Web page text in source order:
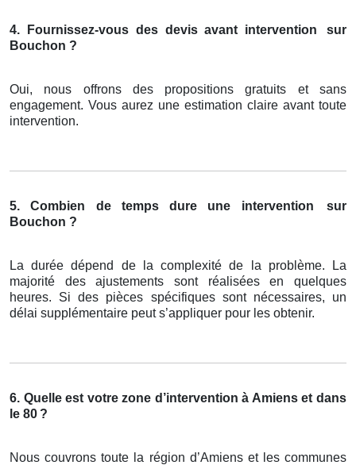
4. Fournissez-vous des devis avant intervention
sur
Bouchon ?
Oui, nous offrons des propositions gratuits et sans
engagement. Vous aurez une estimation claire avant toute
intervention.
5. Combien de temps dure une intervention
sur
Bouchon ?
La durée dépend de la complexité de la problème. La
majorité des ajustements sont réalisées en quelques
heures. Si des pièces spécifiques sont nécessaires, un
délai supplémentaire peut s’appliquer pour les obtenir.
6. Quelle est votre zone d’intervention à Amiens et dans
le 80 ?
Nous couvrons toute la région d’Amiens et les communes